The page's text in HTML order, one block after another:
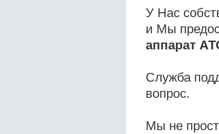
У Нас
и Мы
аппарат
Служба
вопрос.
Мы не